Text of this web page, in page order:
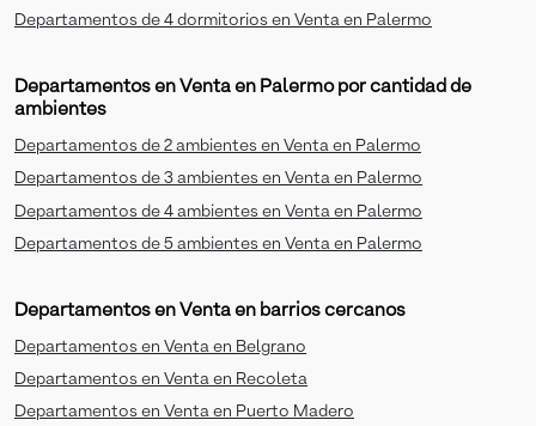
Departamentos de 4 dormitorios en Venta en Palermo
Departamentos en Venta en Palermo por cantidad de
ambientes
Departamentos de 2 ambientes en Venta en Palermo
Departamentos de 3 ambientes en Venta en Palermo
Departamentos de 4 ambientes en Venta en Palermo
Departamentos de 5 ambientes en Venta en Palermo
Departamentos en Venta en barrios cercanos
Departamentos en Venta en Belgrano
Departamentos en Venta en Recoleta
Departamentos en Venta en Puerto Madero